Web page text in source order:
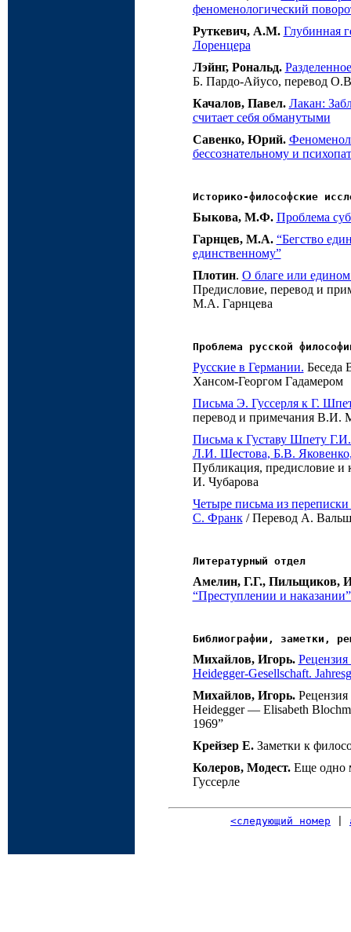
феноменологический
Руткевич, А.М. Глубинная
Лоренцера
Лэйнг, Рональд.
Б. Пардо-Айусо, перевод
Качалов, Павел. Лакан:
считает себя обманутыми
Савенко, Юрий.
бессознательному и
Историко-философские
Быкова, М.Ф. Проблема
Гарнцев, М.А. “Бегство
единственному”
Плотин. О благе или
Предисловие, перевод и
М.А. Гарнцева
Проблема русской
Русские в Германии. Беседа
Хансом-Георгом Гадамером
Письма Э. Гуссерля к Г.
перевод и примечания В.И.
Письма к Густаву Шпету
Л.И. Шестова, Б.В. Яковенко
Публикация, предисловие и
И. Чубарова
Четыре письма из переписки
С. Франк/ Перевод А.
Литературный отдел
Амелин, Г.Г., Пильщиков,
“Преступлении и
Библиографии, заметки,
Михайлов, Игорь.
Heidegger-Gesellschaft.
Михайлов, Игорь.Рецензия
Heidegger — Elisabeth
1969”
Крейзер Е.Заметки к
Колеров, Модест.Еще одно
Гуссерле
<следующий номер